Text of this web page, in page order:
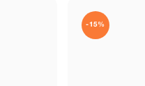
-15%